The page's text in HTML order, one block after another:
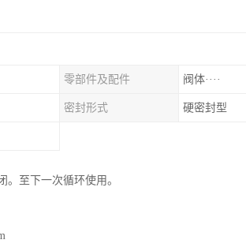
零部件及配件 阀体····
密封形式 硬密封型
至下一次循环使用。